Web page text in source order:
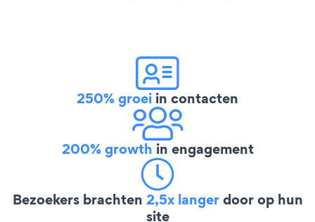
250% groei in contacten
200% growth in engagement
Bezoekers brachten 2,5x langerdoor op hun
site